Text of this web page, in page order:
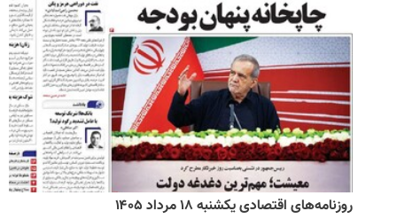
روزنامه‌های اقتصادی یکشنبه ۱۸ مرداد ۱۴۰۵